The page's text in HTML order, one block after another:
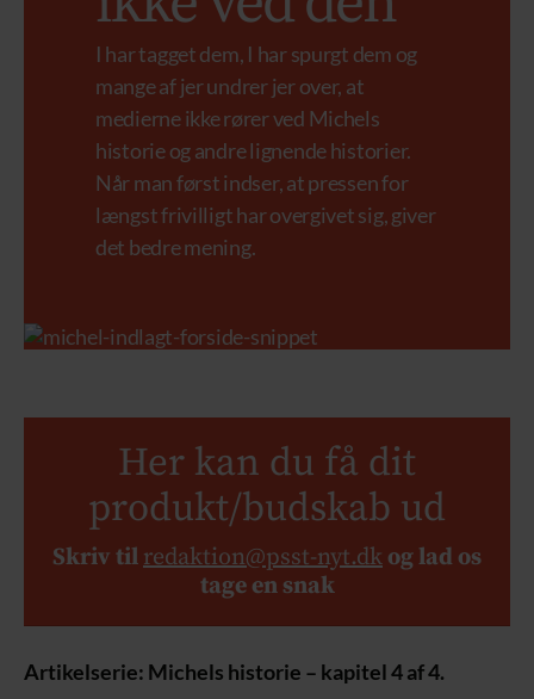
I har tagget dem, I har spurgt dem og
mange af jer undrer jer over, at
medierne ikke rører ved Michels
historie og andre lignende historier.
Når man først indser, at pressen for
længst frivilligt har overgivet sig, giver
det bedre mening.
Her kan du få dit
produkt/budskab ud
Skriv tilredaktion@psst-nyt.dk og lad os
tage en snak
Artikelserie: Michels historie – kapitel 4 af 4.